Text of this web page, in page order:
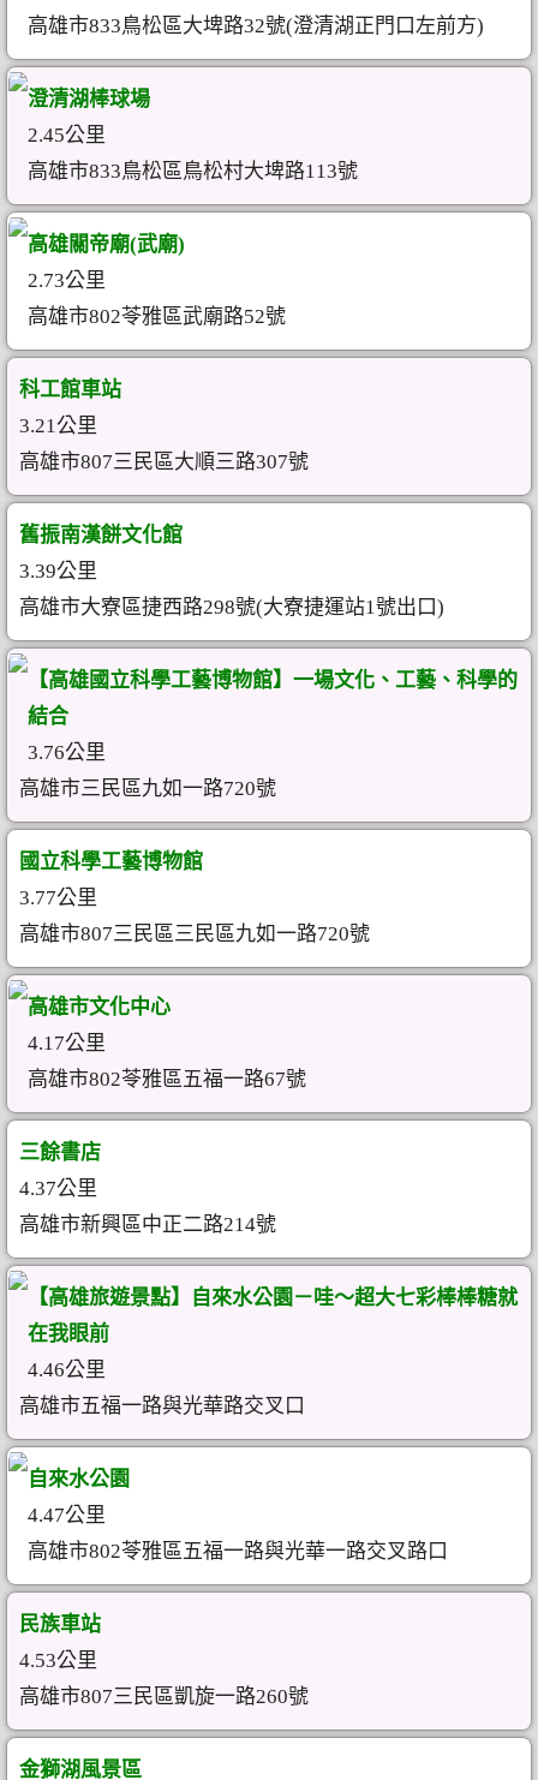
高雄市833鳥松區大埤路32號(澄清湖正門口左前方)
澄清湖棒球場
2.45公里
高雄市833鳥松區鳥松村大埤路113號
高雄關帝廟(武廟)
2.73公里
高雄市802苓雅區武廟路52號
科工館車站
3.21公里
高雄市807三民區大順三路307號
舊振南漢餅文化館
3.39公里
高雄市大寮區捷西路298號(大寮捷運站1號出口)
【高雄國立科學工藝博物館】一場文化、工藝、科學的
結合
3.76公里
高雄市三民區九如一路720號
國立科學工藝博物館
3.77公里
高雄市807三民區三民區九如一路720號
高雄市文化中心
4.17公里
高雄市802苓雅區五福一路67號
三餘書店
4.37公里
高雄市新興區中正二路214號
【高雄旅遊景點】自來水公園－哇～超大七彩棒棒糖就
在我眼前
4.46公里
高雄市五福一路與光華路交叉口
自來水公園
4.47公里
高雄市802苓雅區五福一路與光華一路交叉路口
民族車站
4.53公里
高雄市807三民區凱旋一路260號
金獅湖風景區